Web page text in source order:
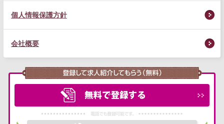
個人情報保護方針
会社概要